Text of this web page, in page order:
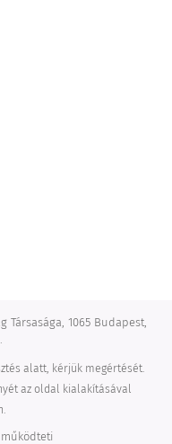
Társasága, 1065 Budapest,
alatt, kérjük megértését.
az oldal kialakításával
működteti